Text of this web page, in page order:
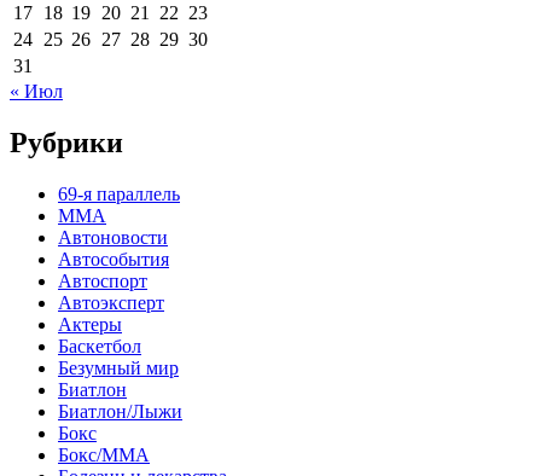
17 18 19 20 21 22 23
24 25 26 27 28 29 30
31
« Июл
Рубрики
69-я параллель
MMA
Автоновости
Автособытия
Автоспорт
Автоэксперт
Актеры
Баскетбол
Безумный мир
Биатлон
Биатлон/Лыжи
Бокс
Бокс/MMA